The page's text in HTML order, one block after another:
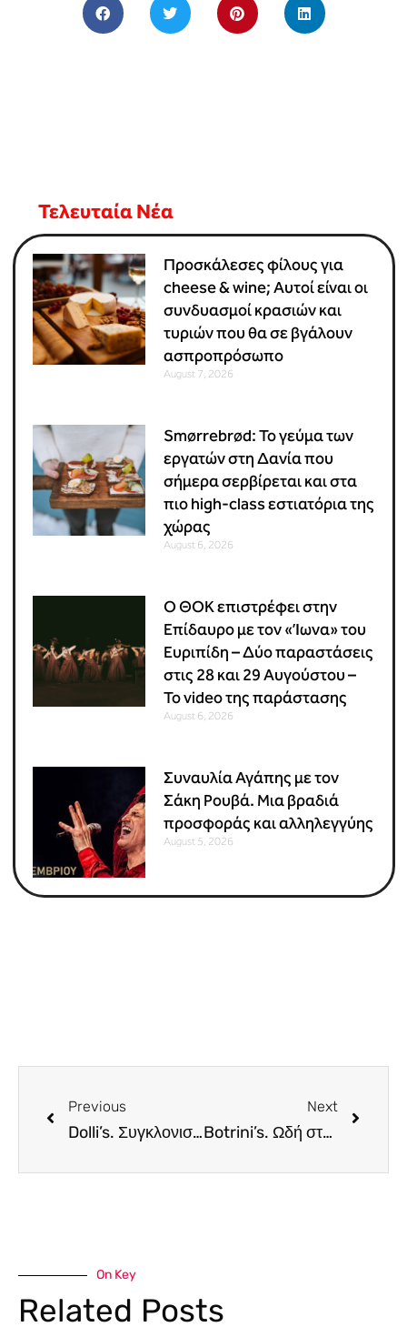
Τελευταία Νέα
Προσκάλεσες φίλους για
cheese & wine; Αυτοί είναι οι
συνδυασμοί κρασιών και
τυριών που θα σε βγάλουν
ασπροπρόσωπο
August 7, 2026
Smørrebrød: Το γεύμα των
εργατών στη Δανία που
σήμερα σερβίρεται και στα
πιο high-class εστιατόρια της
χώρας
August 6, 2026
Ο ΘΟΚ επιστρέφει στην
Επίδαυρο με τον «Ίωνα» του
Ευριπίδη – Δύο παραστάσεις
στις 28 και 29 Αυγούστου –
Το video της παράστασης
August 6, 2026
Συναυλία Αγάπης με τον
Σάκη Ρουβά. Μια βραδιά
προσφοράς και αλληλεγγύης
August 5, 2026
Previous
Dolli’s. Συγκλονιστική εμπειρία εστίασης με φόντο τον ιερό βράχο της Ακρόπολης – Also in English
Next
Botrini’s. Ωδή στην υψηλή γαστρονομία, φορτισμένη με μνήμες και συναισθήματα. Ζήσαμε μια εμπειρία… (1 Michelin Star) – Also in English
On Key
Related Posts